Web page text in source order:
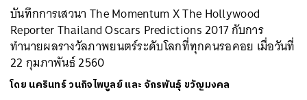
บันทึกการเสวนา The Momentum X The Hollywood
Reporter Thailand Oscars Predictions 2017 กับการ
ทำนายผลรางวัลภาพยนตร์ระดับโลกที่ทุกคนรอคอย เมื่อวันที่
22 กุมภาพันธ์ 2560
โดย นครินทร์ วนกิจไพบูลย์ และ จักรพันธุ์ ขวัญมงคล